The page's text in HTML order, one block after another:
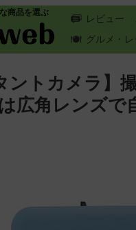
商品を選ぶ
レビュー
グルメ・
ントカメラ】
広角レンズで